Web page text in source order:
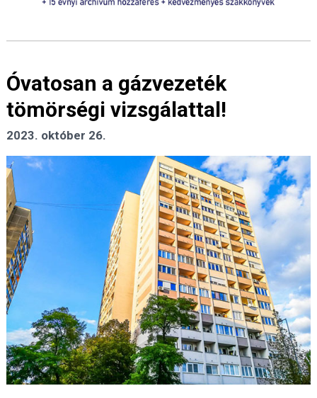
Óvatosan a gázvezeték
tömörségi vizsgálattal!
2023. október 26.